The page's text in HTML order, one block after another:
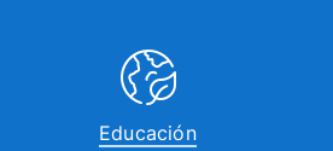
Educación